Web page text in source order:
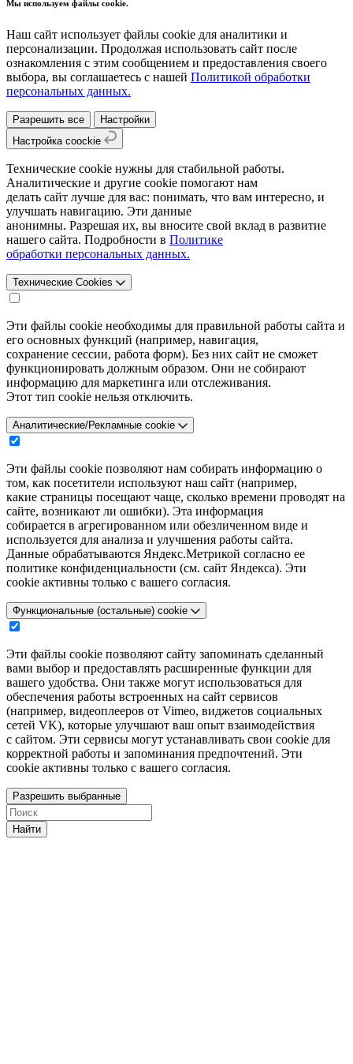
Мы используем файлы cookie.
Наш сайт использует файлы cookie для аналитики и
персонализации. Продолжая использовать сайт после
ознакомления с этим сообщением и предоставления своего
выбора, вы соглашаетесь с нашей Политикой обработки
персональных данных.
Разрешить все
Настройки
Настройка coockie
Технические cookie нужны для стабильной работы.
Аналитические и другие cookie помогают нам
делать сайт лучше для вас: понимать, что вам интересно, и
улучшать навигацию. Эти данные
анонимны. Разрешая их, вы вносите свой вклад в развитие
нашего сайта. Подробности в Политике
обработки персональных данных.
Технические Cookies
Эти файлы cookie необходимы для правильной работы сайта и
его основных функций (например, навигация,
сохранение сессии, работа форм). Без них сайт не сможет
функционировать должным образом. Они не собирают
информацию для маркетинга или отслеживания.
Этот тип cookie нельзя отключить.
Аналитические/Рекламные cookie
Эти файлы cookie позволяют нам собирать информацию о
том, как посетители используют наш сайт (например,
какие страницы посещают чаще, сколько времени проводят на
сайте, возникают ли ошибки). Эта информация
собирается в агрегированном или обезличенном виде и
используется для анализа и улучшения работы сайта.
Данные обрабатываются Яндекс.Метрикой согласно ее
политике конфиденциальности (см. сайт Яндекса). Эти
cookie активны только с вашего согласия.
Функциональные (остальные) cookie
Эти файлы cookie позволяют сайту запоминать сделанный
вами выбор и предоставлять расширенные функции для
вашего удобства. Они также могут использоваться для
обеспечения работы встроенных на сайт сервисов
(например, видеоплееров от Vimeo, виджетов социальных
сетей VK), которые улучшают ваш опыт взаимодействия
с сайтом. Эти сервисы могут устанавливать свои cookie для
корректной работы и запоминания предпочтений. Эти
cookie активны только с вашего согласия.
Разрешить выбранные
Найти